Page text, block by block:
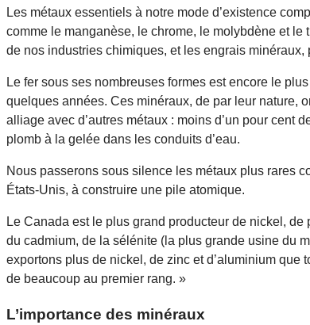
Les métaux essentiels à notre mode d’existence
comme le manganèse, le chrome, le molybdène et
de nos industries chimiques, et les engrais minéraux,
Le fer sous ses nombreuses formes est encore le
quelques années. Ces minéraux, de par leur nature,
alliage avec d’autres métaux : moins d’un pour cent
plomb à la gelée dans les conduits d’eau.
Nous passerons sous silence les métaux plus rares
États-Unis, à construire une pile atomique.
Le Canada est le plus grand producteur de nickel,
du cadmium, de la sélénite (la plus grande usine du
exportons plus de nickel, de zinc et d’aluminium que
de beaucoup au premier rang. »
L’importance des minéraux